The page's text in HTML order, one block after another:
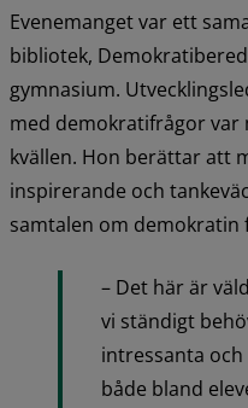
Evenemanget var ett
bibliotek,
gymnasium.
med demokratifrågor var
kvällen. Hon berättar att
inspirerande och
samtalen om
– Det här är
vi ständigt
intressanta
både bland